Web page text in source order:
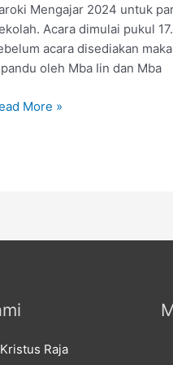
Mengajar 2024 untuk
Acara dimulai pukul
acara disediakan
oleh Mba Iin dan Mba
More »
Raja